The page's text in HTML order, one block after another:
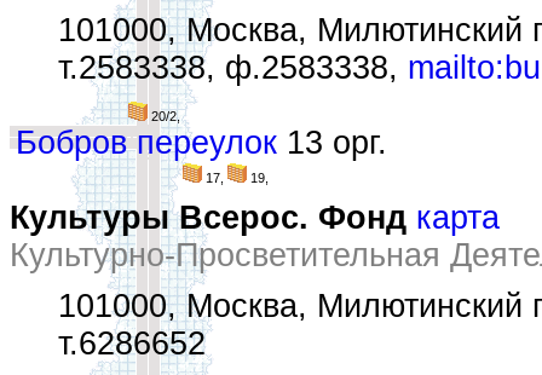
101000, Москва, Милютинский
т.2583338, ф.2583338,
20/2,
Бобров переулок 13 орг.
17, 19,
Культуры Всерос. Фонд карта
Культурно-Просветительная
101000, Москва, Милютинский
т.6286652